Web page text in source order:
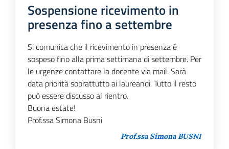
Sospensione ricevimento in
presenza fino a settembre
Si comunica che il ricevimento in presenza è
sospeso fino alla prima settimana di settembre. Per
le urgenze contattare la docente via mail. Sarà
data priorità soprattutto ai laureandi. Tutto il resto
può essere discusso al rientro.
Buona estate!
Prof.ssa Simona Busni
Prof.ssa Simona BUSNI